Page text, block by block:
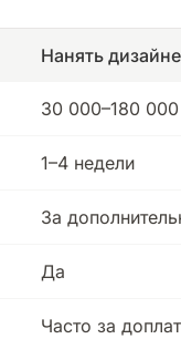
Нанять
30 000–180
1–4 недели
За
Да
Часто за